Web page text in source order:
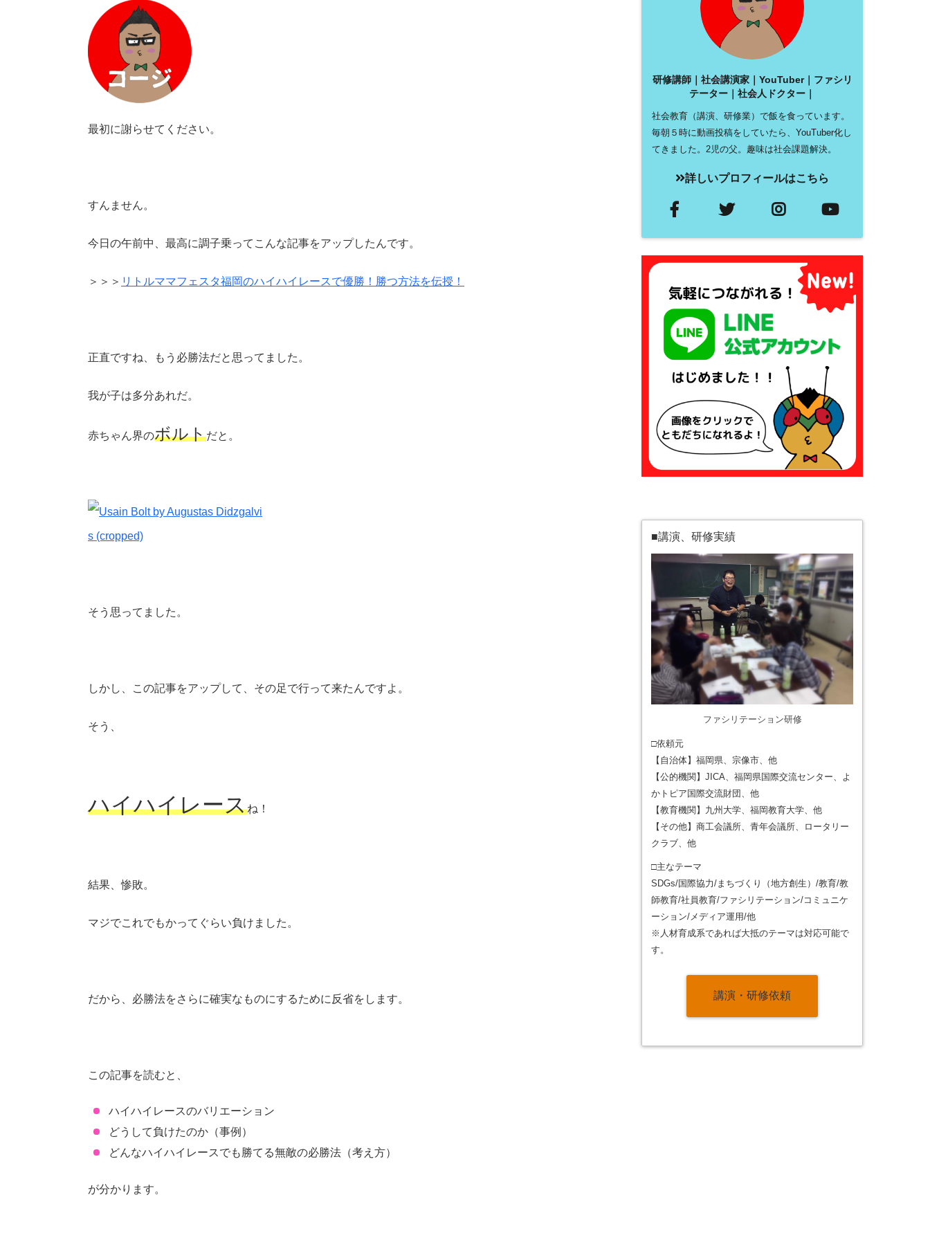
最初に謝らせてください。
すんません。
今日の午前中、最高に調子乗ってこんな記事をアップしたんです。
＞＞＞ リトルママフェスタ福岡のハイハイレースで優勝！勝つ方法を伝授！
正直ですね、もう必勝法だと思ってました。
我が子は多分あれだ。
赤ちゃん界のボルトだと。
そう思ってました。
しかし、この記事をアップして、その足で行って来たんですよ。
そう、
ハイハイレースね！
結果、惨敗。
マジでこれでもかってぐらい負けました。
だから、必勝法をさらに確実なものにするために反省をします。
この記事を読むと、
ハイハイレースのバリエーション
どうして負けたのか（事例）
どんなハイハイレースでも勝てる無敵の必勝法（考え方）
が分かります。
研修講師｜社会講演家｜YouTuber｜ファシリ
テーター｜社会人ドクター｜
社会教育（講演、研修業）で飯を食っています。
毎朝５時に動画投稿をしていたら、YouTuber化し
てきました。2児の父。趣味は社会課題解決。
詳しいプロフィールはこちら
■講演、研修実績
ファシリテーション研修
□依頼元
【自治体】福岡県、宗像市、他
【公的機関】JICA、福岡県国際交流センター、よ
かトピア国際交流財団、他
【教育機関】九州大学、福岡教育大学、他
【その他】商工会議所、青年会議所、ロータリー
クラブ、他
□主なテーマ
SDGs/国際協力/まちづくり（地方創生）/教育/教
師教育/社員教育/ファシリテーション/コミュニケ
ーション/メディア運用/他
※人材育成系であれば大抵のテーマは対応可能で
す。
講演・研修依頼